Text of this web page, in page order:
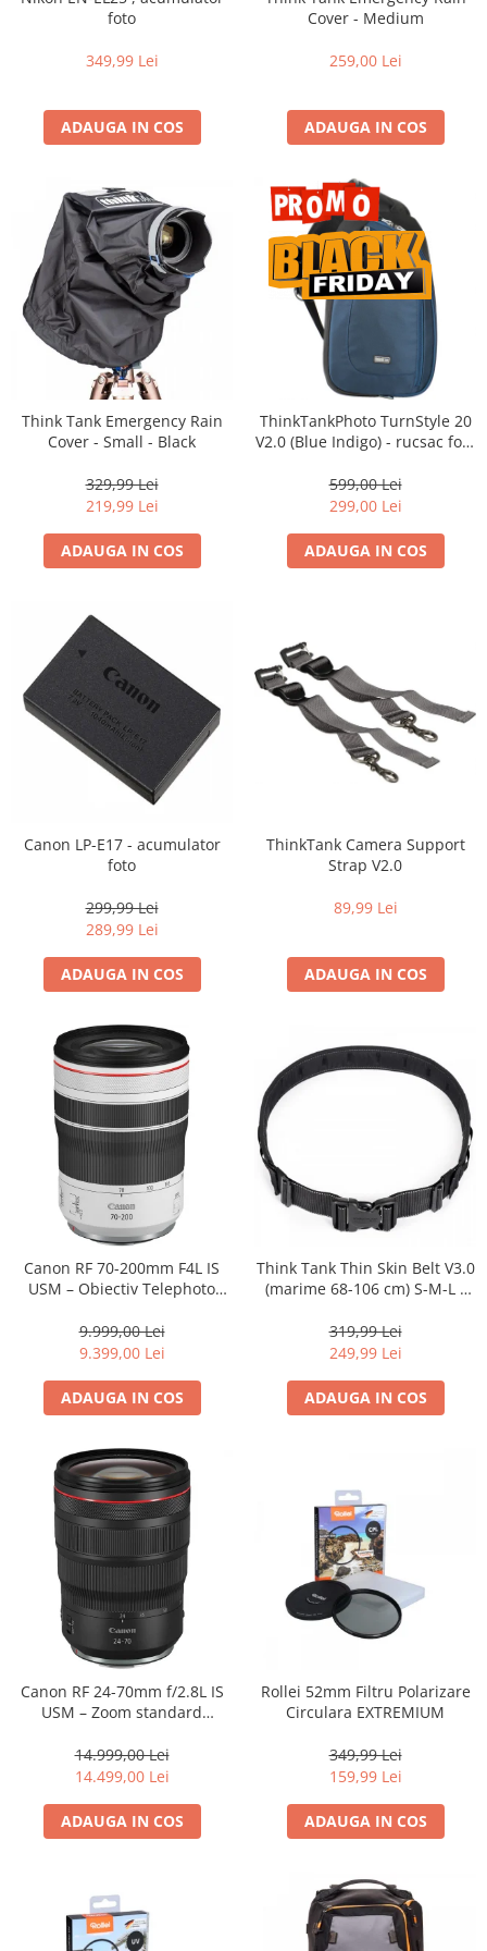
Accesorii diverse
foto
349,99 Lei
ADAUGA IN COS
Cover - Medium
259,00 Lei
ADAUGA IN COS
Think Tank Emergency Rain
Cover - Small - Black
329,99 Lei
219,99 Lei
ADAUGA IN COS
ThinkTankPhoto TurnStyle 20
V2.0 (Blue Indigo) - rucsac foto
599,00 Lei
299,00 Lei
ADAUGA IN COS
Canon LP-E17 - acumulator
foto
299,99 Lei
289,99 Lei
ADAUGA IN COS
ThinkTank Camera Support
Strap V2.0
89,99 Lei
ADAUGA IN COS
Canon RF 70-200mm F4L IS
USM – Obiectiv Telephoto
9.999,00 Lei
9.399,00 Lei
ADAUGA IN COS
Think Tank Thin Skin Belt V3.0
(marime 68-106 cm) S-M-L -
319,99 Lei
249,99 Lei
ADAUGA IN COS
Canon RF 24-70mm f/2.8L IS
USM – Zoom standard
14.999,00 Lei
14.499,00 Lei
ADAUGA IN COS
Rollei 52mm Filtru Polarizare
Circulara EXTREMIUM
349,99 Lei
159,99 Lei
ADAUGA IN COS